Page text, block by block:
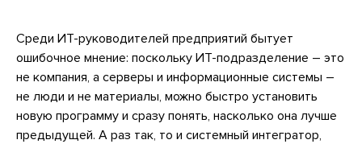
Среди ИТ-руководителей предприятий бытует
ошибочное мнение: поскольку ИТ-подразделение – это
не компания, а серверы и информационные системы –
не люди и не материалы, можно быстро установить
новую программу и сразу понять, насколько она лучше
предыдущей. А раз так, то и системный интегратор,